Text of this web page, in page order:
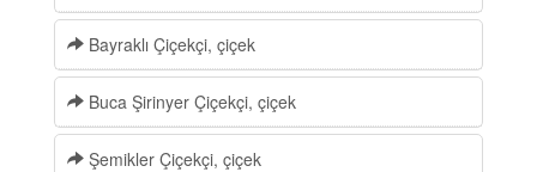
Bayraklı Çiçekçi, çiçek
Buca Şirinyer Çiçekçi, çiçek
Şemikler Çiçekçi, çiçek